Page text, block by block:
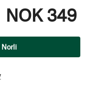
NOK 349
Norli